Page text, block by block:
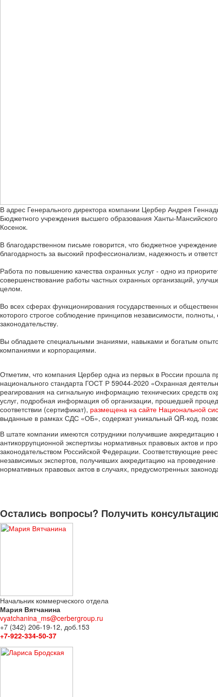
В адрес Генерального директора компании Цербер Андрея
Бюджетного учреждения высшего образования Ханты-
Косенок.
В благодарственном письме говорится, что бюджетное
благодарность за высокий профессионализм, надежность и
Работа по повышению качества охранных услуг - одно из
совершенствование работы частных охранных организаций,
целом.
Во всех сферах функционирования государственных и
которого строгое соблюдение принципов независимости,
законодательству.
Вы обладаете специальными знаниями, навыками и богатым
компаниями и корпорациями.
Отметим, что компания Цербер одна из первых в России прошла
национального стандарта ГОСТ Р 59044-2020 «Охранная
реагирования на сигнальную информацию технических средств
услуг, подробная информация об организации, прошедшей
соответствии (сертификат), размещена на сайте Национальной
выданные в рамках СДС «ОБ», содержат уникальный QR-код,
В штате компании имеются сотрудники получившие аккредитацию
антикоррупционной экспертизы нормативных правовых актов и
законодательством Российской Федерации. Соответствующие
независимых экспертов, получивших аккредитацию на
нормативных правовых актов в случаях, предусмотренных
Остались вопросы? Получить
Начальник коммерческого отдела
Мария Вятчанина
vyatchanina_ms@cerbergroup.ru
+7 (342) 206-19-12, доб.153
+7-922-334-50-37